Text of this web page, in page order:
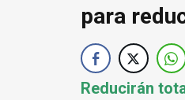
para
Reducirán